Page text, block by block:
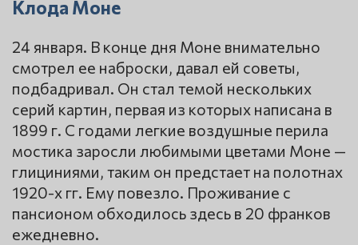
Клода Моне
24 января. В конце дня Моне внимательно
смотрел ее наброски, давал ей советы,
подбадривал. Он стал темой нескольких
серий картин, первая из которых написана в
1899 г. С годами легкие воздушные перила
мостика заросли любимыми цветами Моне —
глициниями, таким он предстает на полотнах
1920-х гг. Ему повезло. Проживание с
пансионом обходилось здесь в 20 франков
ежедневно.